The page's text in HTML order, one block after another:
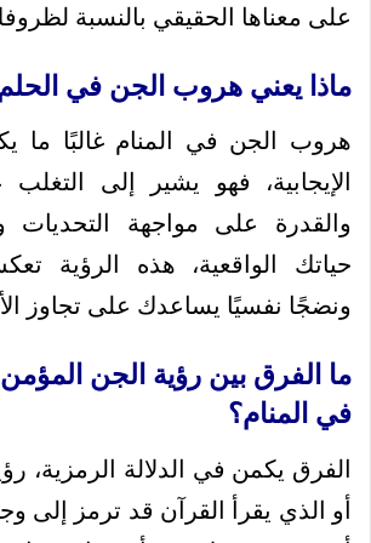
على معناها الحقيقي بالنسبة
ماذا يعني هروب الجن في
هروب الجن في المنام غالبًا ما
الإيجابية، فهو يشير إلى
والقدرة على مواجهة التحديات
حياتك الواقعية، هذه الرؤية
ونضجًا نفسيًا يساعدك على تجاوز
ما الفرق بين رؤية الجن المؤمن
في المنام؟
الفرق يكمن في الدلالة الرمزية،
أو الذي يقرأ القرآن قد ترمز إلى